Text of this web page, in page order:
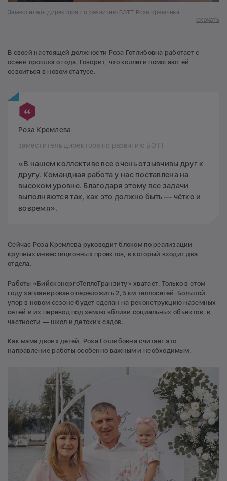
Заместитель директора по развитию БЭТТ Роза Кремлева
Скачать
В своей настоящей должности Роза Готлибовна работает с
осени прошлого года. Говорит, что коллеги помогают ей
освоиться в новом статусе.
Роза Кремлева
заместитель директора по развитию БЭТТ
«В нашем коллективе все очень отзывчивы друг к
другу. Командная работа у нас поставлена на
высоком уровне. Благодаря этому все задачи
выполняются так, как это должно быть — чётко и
вовремя».
Сейчас Роза Кремлева руководит блоком по реализации
крупных инвестиционных проектов, в который входит два
отдела.
Работы «БийскэнергоТеплоТранзиту» хватает. Только в этом
году запланировано переложить 2,5 км теплосетей. Большой
упор в новом сезоне будет сделан на реконструкцию наземных
сетей и их перевод под землю вблизи социальных объектов, в
частности — школ и детских садов.
Как мама двоих детей, Роза Готлибовна считает это
направление работы особенно важным и необходимым.